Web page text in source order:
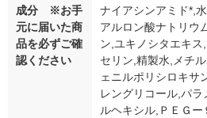
成分 ※お手
元に届いた商
品を必ずご確
認ください
ナイアシンアミド*,
アルロン酸ナトリウ
ン,ユキノシタエキ
セリン,精製水,メチ
ェニルポリシロキサ
レングリコール,パ
ルヘキシル,ＰＥＧ